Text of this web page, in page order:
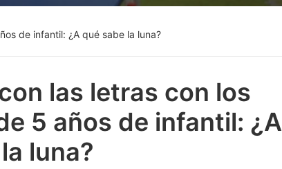
de infantil: ¿A qué sabe la luna?
las letras con los
5 años de infantil: ¿A
luna?